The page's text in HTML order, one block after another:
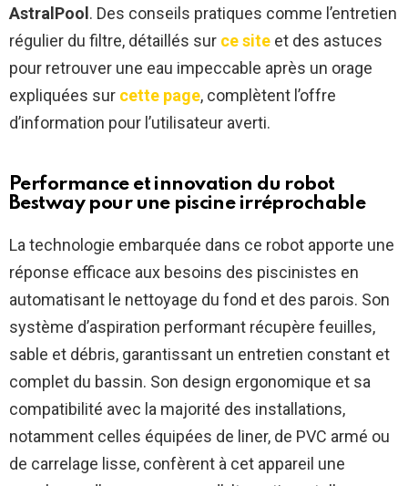
AstralPool. Des conseils pratiques comme l’entretien
régulier du filtre, détaillés sur ce site et des astuces
pour retrouver une eau impeccable après un orage
expliquées sur cette page, complètent l’offre
d’information pour l’utilisateur averti.
Performance et innovation du robot
Bestway pour une piscine irréprochable
La technologie embarquée dans ce robot apporte une
réponse efficace aux besoins des piscinistes en
automatisant le nettoyage du fond et des parois. Son
système d’aspiration performant récupère feuilles,
sable et débris, garantissant un entretien constant et
complet du bassin. Son design ergonomique et sa
compatibilité avec la majorité des installations,
notamment celles équipées de liner, de PVC armé ou
de carrelage lisse, confèrent à cet appareil une